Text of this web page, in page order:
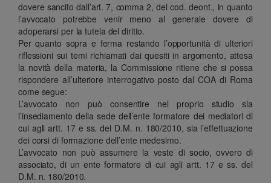
dovere sancito dall’art. 7, comma 2, del cod. deont., in quanto
l’avvocato potrebbe venir meno al generale dovere di
adoperarsi per la tutela del diritto.
Per quanto sopra e ferma restando l’opportunità di ulteriori
riflessioni sui temi richiamati dai quesiti in argomento, attesa
la novità della materia, la Commissione ritiene che si possa
rispondere all’ulteriore interrogativo posto dal COA di Roma
come segue:
L’avvocato non può consentire nel proprio studio sia
l’insediamento della sede dell’ente formatore dei mediatori di
cui agli artt. 17 e ss. del D.M. n. 180/2010, sia l’effettuazione
dei corsi di formazione dell’ente medesimo.
L’avvocato non può assumere la veste di socio, ovvero di
associato, di un ente formatore di cui agli artt. 17 e ss. del
D.M. n. 180/2010.